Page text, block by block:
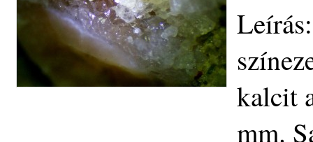
kalcit
mm.